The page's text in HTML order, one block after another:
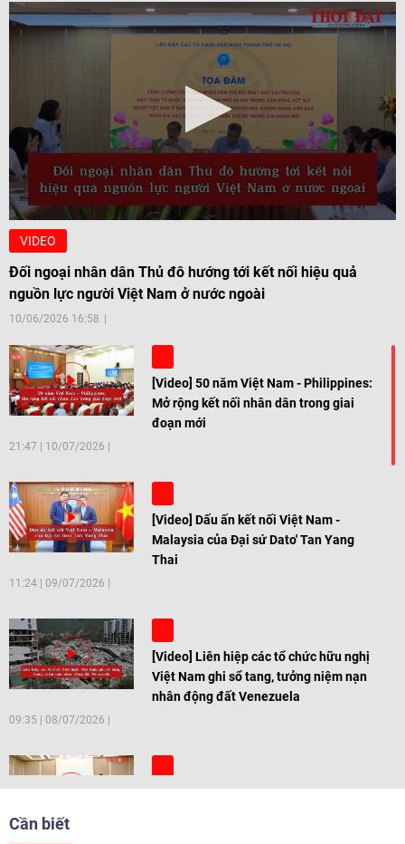
VIDEO
Đối ngoại nhân dân Thủ đô hướng tới kết nối hiệu quả
nguồn lực người Việt Nam ở nước ngoài
10/06/2026 16:58
[Video] 50 năm Việt Nam - Philippines:
Mở rộng kết nối nhân dân trong giai
đoạn mới
21:47 10/07/2026
[Video] Dấu ấn kết nối Việt Nam -
Malaysia của Đại sứ Dato' Tan Yang
Thai
11:24 09/07/2026
[Video] Liên hiệp các tổ chức hữu nghị
Việt Nam ghi sổ tang, tưởng niệm nạn
nhân động đất Venezuela
09:35 08/07/2026
[Video] Trẻ em Đông Á cùng kiến tạo
Cần biết